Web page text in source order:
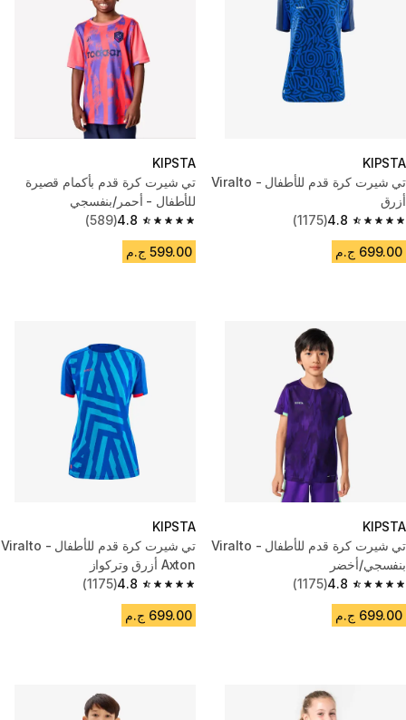
KIPSTA
تي شيرت كرة قدم للأطفال - Viralto
أزرق
4.8
4.8 out of 5 stars from 1175 reviews
(1175)
699.00 ج.م
KIPSTA
تي شيرت كرة قدم بأكمام قصيرة
للأطفال - أحمر/بنفسجي
4.8
4.8 out of 5 stars from 589 reviews
(589)
599.00 ج.م
KIPSTA
تي شيرت كرة قدم للأطفال - Viralto
بنفسجي/أخضر
4.8
4.8 out of 5 stars from 1175 reviews
(1175)
699.00 ج.م
KIPSTA
تي شيرت كرة قدم للأطفال - Viralto
Axton أزرق وتركواز
4.8
4.8 out of 5 stars from 1175 reviews
(1175)
699.00 ج.م